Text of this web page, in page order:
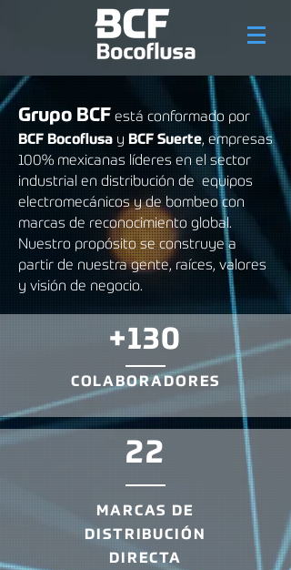
Grupo BCF está conformado por
BCF Bocoflusa y BCF Suerte, empresas
100% mexicanas líderes en el sector
industrial en distribución de equipos
electromecánicos y de bombeo con
marcas de reconocimiento global.
Nuestro propósito se construye a
partir de nuestra gente, raíces, valores
y visión de negocio.
+130
COLABORADORES
22
MARCAS DE
DISTRIBUCIÓN
DIRECTA